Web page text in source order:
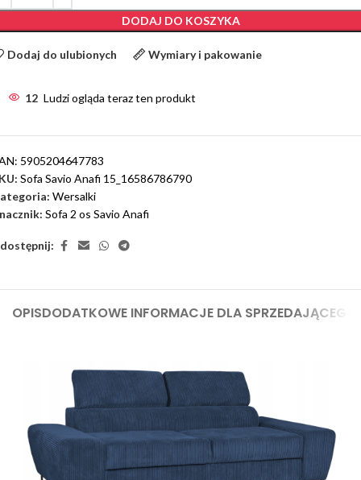
DODAJ DO KOSZYKA
Dodaj do ulubionych Wymiary i pakowanie
12 Ludzi ogląda teraz ten produkt
5905204647783
Sofa Savio Anafi 15_16586786790
Wersalki
Sofa 2 os Savio Anafi
OPISDODATKOWE INFORMACJE DLA SPRZEDAJĄCEGO